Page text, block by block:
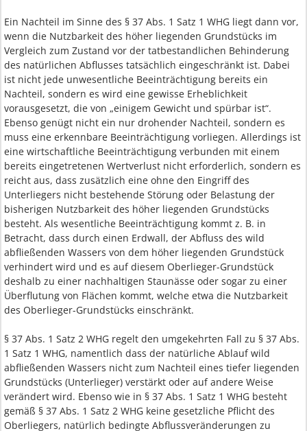
Ein Nachteil im Sinne des § 37 Abs. 1 Satz 1 WHG liegt dann vor,
wenn die Nutzbarkeit des höher liegenden Grundstücks im
Vergleich zum Zustand vor der tatbestandlichen Behinderung
des natürlichen Abflusses tatsächlich eingeschränkt ist. Dabei
ist nicht jede unwesentliche Beeinträchtigung bereits ein
Nachteil, sondern es wird eine gewisse Erheblichkeit
vorausgesetzt, die von „einigem Gewicht und spürbar ist“.
Ebenso genügt nicht ein nur drohender Nachteil, sondern es
muss eine erkennbare Beeinträchtigung vorliegen. Allerdings ist
eine wirtschaftliche Beeinträchtigung verbunden mit einem
bereits eingetretenen Wertverlust nicht erforderlich, sondern es
reicht aus, dass zusätzlich eine ohne den Eingriff des
Unterliegers nicht bestehende Störung oder Belastung der
bisherigen Nutzbarkeit des höher liegenden Grundstücks
besteht. Als wesentliche Beeinträchtigung kommt z. B. in
Betracht, dass durch einen Erdwall, der Abfluss des wild
abfließenden Wassers von dem höher liegenden Grundstück
verhindert wird und es auf diesem Oberlieger-Grundstück
deshalb zu einer nachhaltigen Staunässe oder sogar zu einer
Überflutung von Flächen kommt, welche etwa die Nutzbarkeit
des Oberlieger-Grundstücks einschränkt.
§ 37 Abs. 1 Satz 2 WHG regelt den umgekehrten Fall zu § 37 Abs.
1 Satz 1 WHG, namentlich dass der natürliche Ablauf wild
abfließenden Wassers nicht zum Nachteil eines tiefer liegenden
Grundstücks (Unterlieger) verstärkt oder auf andere Weise
verändert wird. Ebenso wie in § 37 Abs. 1 Satz 1 WHG besteht
gemäß § 37 Abs. 1 Satz 2 WHG keine gesetzliche Pflicht des
Oberliegers, natürlich bedingte Abflussveränderungen zu